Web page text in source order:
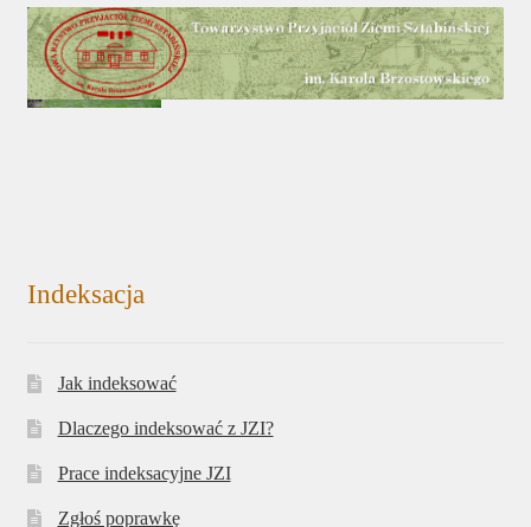
Indeksacja
Jak indeksować
Dlaczego indeksować z JZI?
Prace indeksacyjne JZI
Zgłoś poprawkę